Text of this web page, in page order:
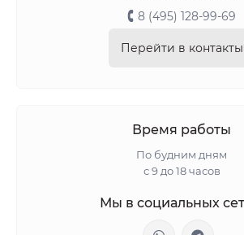
8 (495) 128-99-69
Перейти в контакты
Время работы
По будним дням
с 9 до 18 часов
Мы в социальных